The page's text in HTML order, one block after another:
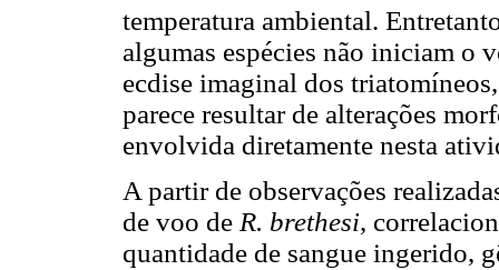
temperatura ambiental.
algumas espécies não iniciam o
ecdise imaginal dos
parece resultar de alterações
envolvida diretamente nesta
A partir de observações
de voo de R. brethesi,
quantidade de sangue ingerido,